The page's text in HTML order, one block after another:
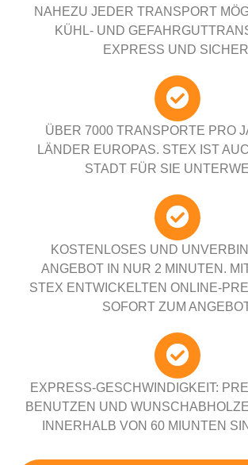
NAHEZU JEDER TRANSPORT
KÜHL- UND
EXPRESS UND
ÜBER 7000 TRANSPORTE PRO
LÄNDER EUROPAS. STEX IST
STADT FÜR SIE
KOSTENLOSES UND
ANGEBOT IN NUR 2 MINUTEN.
STEX ENTWICKELTEN ONLINE-
SOFORT ZUM
EXPRESS-GESCHWINDIGKEIT:
BENUTZEN UND
INNERHALB VON 60 MIUNTEN